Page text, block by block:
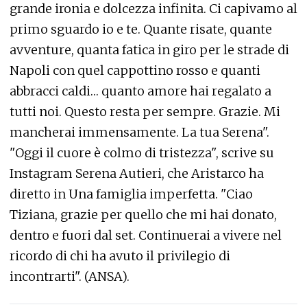
grande ironia e dolcezza infinita. Ci capivamo al
primo sguardo io e te. Quante risate, quante
avventure, quanta fatica in giro per le strade di
Napoli con quel cappottino rosso e quanti
abbracci caldi… quanto amore hai regalato a
tutti noi. Questo resta per sempre. Grazie. Mi
mancherai immensamente. La tua Serena".
"Oggi il cuore è colmo di tristezza", scrive su
Instagram Serena Autieri, che Aristarco ha
diretto in Una famiglia imperfetta. "Ciao
Tiziana, grazie per quello che mi hai donato,
dentro e fuori dal set. Continuerai a vivere nel
ricordo di chi ha avuto il privilegio di
incontrarti". (ANSA).